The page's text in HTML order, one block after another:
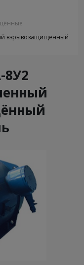
взрывозащищённый
8У2